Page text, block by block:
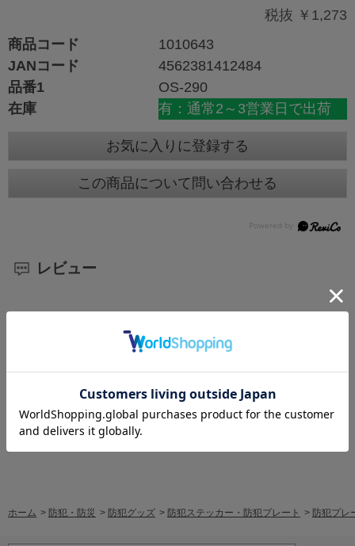
税抜 ￥1,273
商品コード
1010643
JANコード
4562381412484
品番1
OS-290
在庫
有：通常2～3営業日で出荷
お気に入りに登録する
この商品について問い合わせる
レビュー
レビューはありません。
レビューを書く
ホーム > 防犯・防災 > 防犯グッズ > 防犯ステッカー・防犯プレート > 防犯プレ